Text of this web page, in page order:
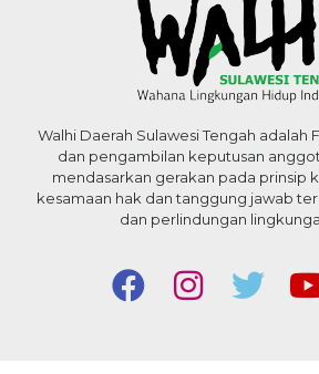
Walhi Daerah Sulawesi Tengah adalah
dan pengambilan keputusan
mendasarkan gerakan pada prinsip
kesamaan hak dan tanggung jawab
dan perlindungan